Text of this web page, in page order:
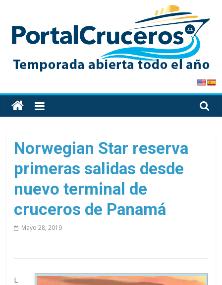
content
PortalCruceros
Toda
la
de
cruceros
en
un
solo
Norwegian Star reserva
primeras salidas desde
nuevo terminal de
cruceros de Panamá
Mayo 28, 2019
L